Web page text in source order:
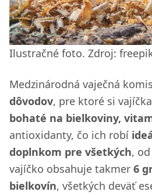
Ilustračné foto. Zdroj:
Medzinárodná vaječná
dôvodov, pre ktoré si
bohaté na bielkoviny,
antioxidanty, čo ich robí
doplnkom pre všetkých,
vajíčko obsahuje takmer 6
bielkovín, všetkých deväť